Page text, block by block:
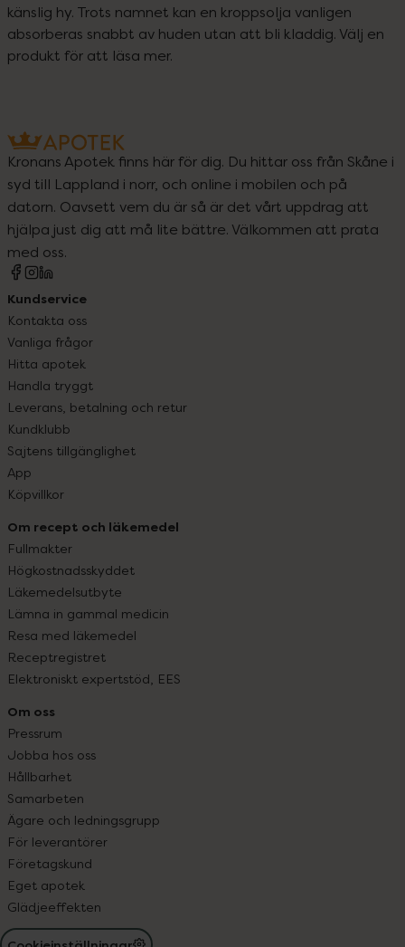
känslig hy. Trots namnet kan en kroppsolja vanligen
absorberas snabbt av huden utan att bli kladdig. Välj en
produkt för att läsa mer.
Kronans Apotek finns här för dig. Du hittar oss från Skåne i
syd till Lappland i norr, och online i mobilen och på
datorn. Oavsett vem du är så är det vårt uppdrag att
hjälpa just dig att må lite bättre. Välkommen att prata
med oss.
Kundservice
Kontakta oss
Vanliga frågor
Hitta apotek
Handla tryggt
Leverans, betalning och retur
Kundklubb
Sajtens tillgänglighet
App
Köpvillkor
Om recept och läkemedel
Fullmakter
Högkostnadsskyddet
Läkemedelsutbyte
Lämna in gammal medicin
Resa med läkemedel
Receptregistret
Elektroniskt expertstöd, EES
Om oss
Pressrum
Jobba hos oss
Hållbarhet
Samarbeten
Ägare och ledningsgrupp
För leverantörer
Företagskund
Eget apotek
Glädjeeffekten